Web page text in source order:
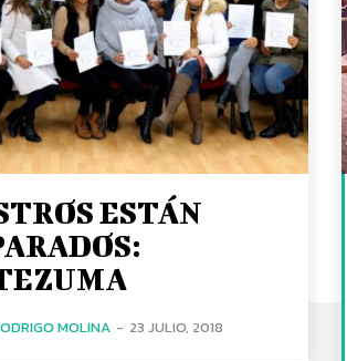
ESTÁN
MOLINA - 23 JULIO, 2018